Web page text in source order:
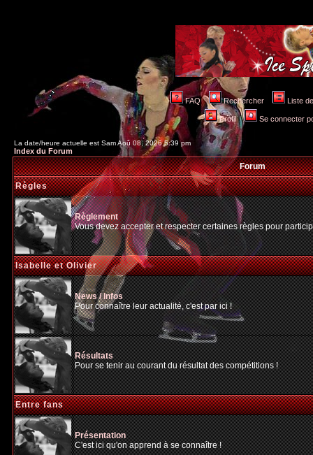
FAQ Rechercher Liste
Profil Se connecter
La date/heure actuelle est Sam Aoû 08, 2026 5:39 pm
Index du Forum
Forum
Règles
Règlement
Vous devez accepter et respecter certaines règles pour
Isabelle et Olivier
News / Infos
Pour connaître leur actualité, c'est par ici !
Résultats
Pour se tenir au courant du résultat des compétitions !
Entre fans
Présentation
C'est ici qu'on apprend à se connaître !